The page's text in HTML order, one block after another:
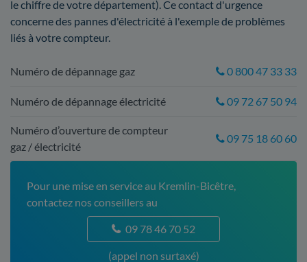
le chiffre de votre département). Ce contact d'urgence
concerne des pannes d'électricité à l'exemple de problèmes
liés à votre compteur.
Numéro de dépannage gaz 0 800 47 33 33
Numéro de dépannage électricité 09 72 67 50 94
Numéro d’ouverture de compteur
gaz / électricité
09 75 18 60 60
Pour une mise en service au Kremlin-Bicêtre,
contactez nos conseillers au
09 78 46 70 52
(appel non surtaxé)